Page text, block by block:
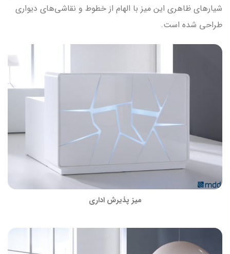
شیارهای ظاهری این میز با الهام از خطوط و نقاشی‌های دیواری
طراحی شده است.
میز پذیرش اداری